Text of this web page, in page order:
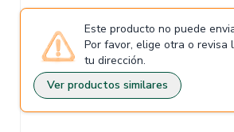
Este producto no puede
Por favor, elige otra o revisa
tu dirección.
Ver productos similares